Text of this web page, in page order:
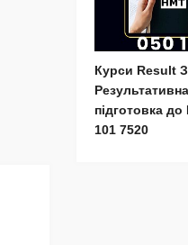
Курси Result
підготовка
101 7520